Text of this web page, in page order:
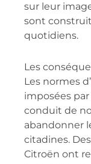
sur leur
sont
quotidiens.
Les
Les normes
imposées
conduit de
abandonner
citadines.
Citroën ont